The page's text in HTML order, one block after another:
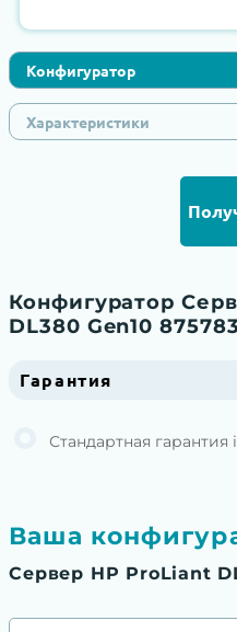
Конфигуратор
Характеристики
Конфигуратор
DL380 Gen10
Гарантия
Стандартная
Ваша
Сервер HP ProLiant